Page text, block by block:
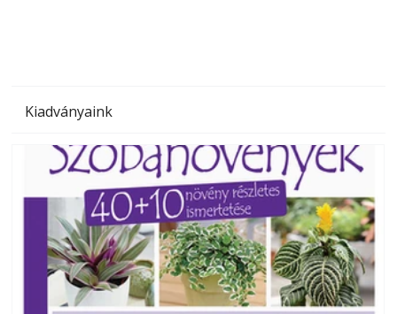
Kiadványaink